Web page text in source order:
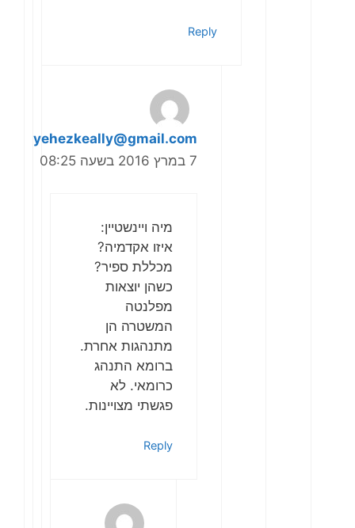
Reply
yehezkeally@gmail.com
מיה ויינשטיין:
איזו אקדמיה?
מכללת ספיר?
כשהן יוצאות
מפלנטה
המשטרה הן
מתנהגות אחרת.
ברומא התנהג
כרומאי. לא
פגשתי מצויינות.
Reply